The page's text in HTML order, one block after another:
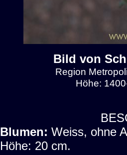
Bild von
Region
Höhe:
Blumen: Weiss, ohne
Höhe: 20 cm.